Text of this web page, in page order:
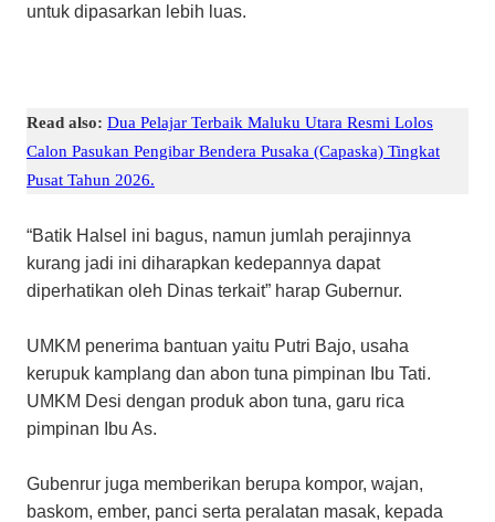
untuk dipasarkan lebih luas.
Read also: Dua Pelajar Terbaik Maluku Utara Resmi Lolos
Calon Pasukan Pengibar Bendera Pusaka (Capaska) Tingkat
Pusat Tahun 2026.
“Batik Halsel ini bagus, namun jumlah perajinnya
kurang jadi ini diharapkan kedepannya dapat
diperhatikan oleh Dinas terkait” harap Gubernur.
UMKM penerima bantuan yaitu Putri Bajo, usaha
kerupuk kamplang dan abon tuna pimpinan Ibu Tati.
UMKM Desi dengan produk abon tuna, garu rica
pimpinan Ibu As.
Gubenrur juga memberikan berupa kompor, wajan,
baskom, ember, panci serta peralatan masak, kepada